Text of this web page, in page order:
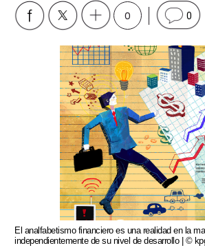
0 0
El analfabetismo financiero es una realidad en la
independientemente de su nivel de desarrollo | ©